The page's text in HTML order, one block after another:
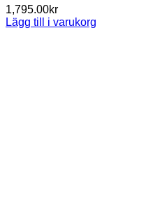
1,795.00kr
Lägg till i varukorg